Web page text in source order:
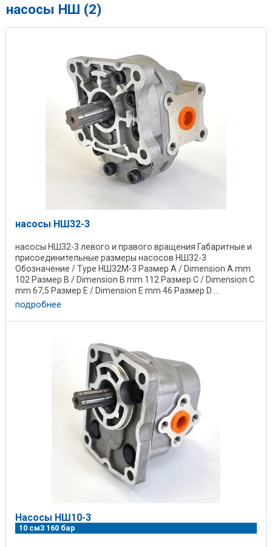
насосы НШ (2)
насосы НШ32-3
насосы НШ32-3 левого и правого вращения Габаритные и
присоединительные размеры насосов НШ32-3
Обозначение / Type НШ32М-3 Размер А / Dimension A mm
102 Размер B / Dimension B mm 112 Размер C / Dimension C
mm 67,5 Размер E / Dimension E mm 46 Размер D ...
подробнее
Насосы НШ10-3
10 см3 160 бар